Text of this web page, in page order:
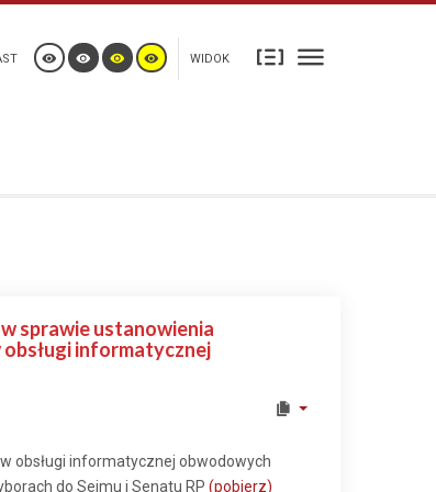
WIDOK
sprawie ustanowienia
informatycznej
obsługi informatycznej obwodowych
do Sejmu i Senatu RP (pobierz)